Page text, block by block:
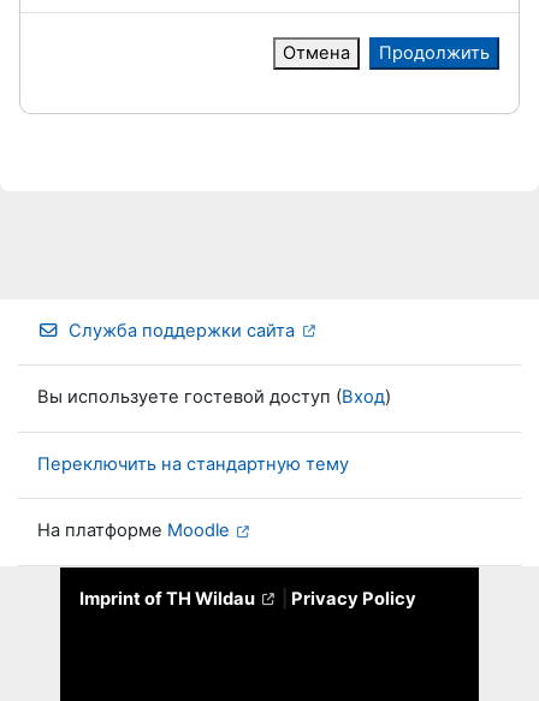
Отмена Продолжить
Служба поддержки сайта
Вы используете гостевой доступ (Вход)
Переключить на стандартную тему
На платформе Moodle
Imprint of TH Wildau Privacy Policy